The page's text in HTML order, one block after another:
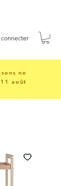
connecter
ne
août